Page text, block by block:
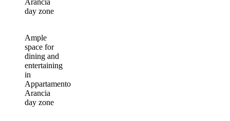
Arancia
day zone
Ample
space for
dining and
entertaining
in
Appartamento
Arancia
day zone